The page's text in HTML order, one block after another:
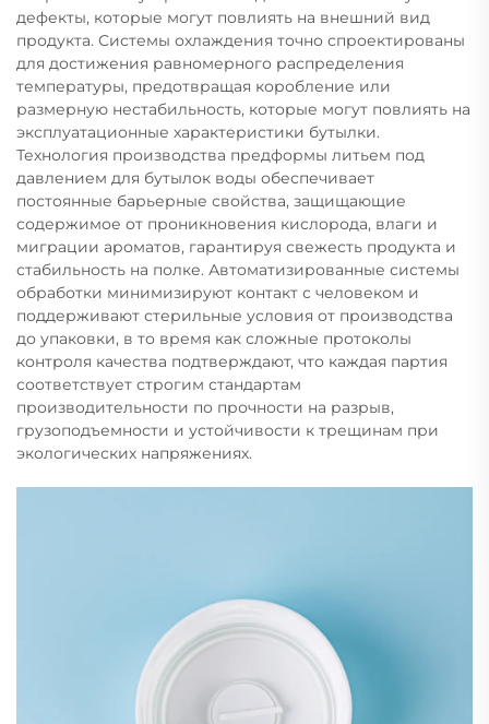
дефекты, которые могут повлиять на внешний вид
продукта. Системы охлаждения точно спроектированы
для достижения равномерного распределения
температуры, предотвращая коробление или
размерную нестабильность, которые могут повлиять на
эксплуатационные характеристики бутылки.
Технология производства предформы литьем под
давлением для бутылок воды обеспечивает
постоянные барьерные свойства, защищающие
содержимое от проникновения кислорода, влаги и
миграции ароматов, гарантируя свежесть продукта и
стабильность на полке. Автоматизированные системы
обработки минимизируют контакт с человеком и
поддерживают стерильные условия от производства
до упаковки, в то время как сложные протоколы
контроля качества подтверждают, что каждая партия
соответствует строгим стандартам
производительности по прочности на разрыв,
грузоподъемности и устойчивости к трещинам при
экологических напряжениях.